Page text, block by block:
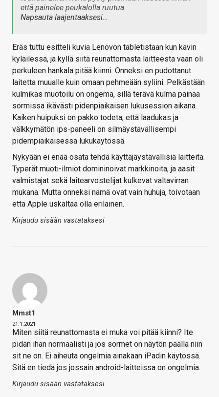
että painelee peukalolla ruutua.
Napsauta laajentaaksesi…
Eräs tuttu esitteli kuvia Lenovon tabletistaan kun kävin
kyläilessä, ja kyllä siitä reunattomasta laitteesta vaan oli
perkuleen hankala pitää kiinni. Onneksi en pudottanut
laitetta muualle kuin omaan pehmeään syliini. Pelkästään
kulmikas muotoilu on ongema, sillä terävä kulma painaa
sormissa ikävästi pidenpiaikaisen lukusession aikana.
Kaiken huipuksi on pakko todeta, että laadukas ja
välkkymätön ips-paneeli on silmäystävällisempi
pidempiaikaisessa lukukäytössä.
Nykyään ei enää osata tehdä käyttäjäystävällisiä laitteita.
Typerät muoti-ilmiöt domininoivat markkinoita, ja aasit
valmistajat sekä laitearvostelijat kulkevat valtavirran
mukana. Mutta onneksi nämä ovat vain huhuja, toivotaan
että Apple uskaltaa olla erilainen.
Kirjaudu sisään vastataksesi
Mmst1
21.1.2021
Miten siitä reunattomasta ei muka voi pitää kiinni? Ite
pidän ihan normaalisti ja jos sormet on näytön päällä niin
sit ne on. Ei aiheuta ongelmia ainakaan iPadin käytössä.
Sitä en tiedä jos jossain android-laitteissa on ongelmia.
Kirjaudu sisään vastataksesi